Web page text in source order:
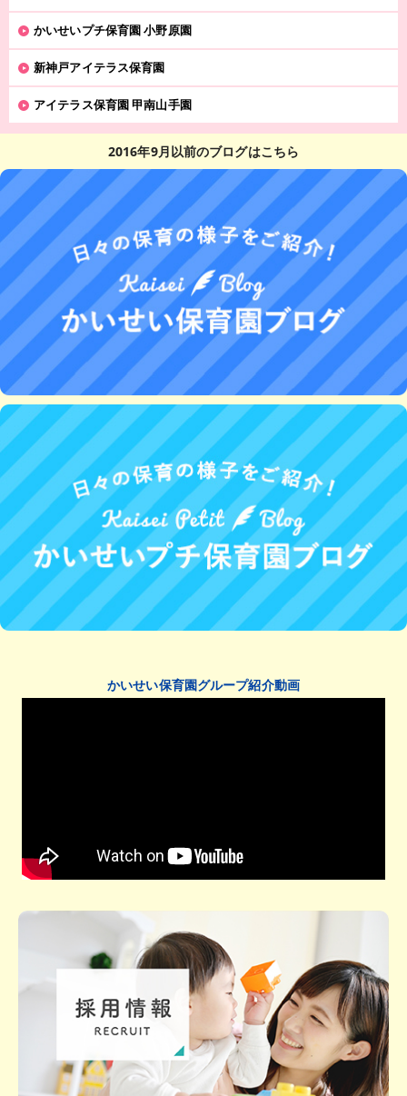
かいせいプチ保育園 小野原園
新神戸アイテラス保育園
アイテラス保育園 甲南山手園
2016年9月以前のブログはこちら
かいせい保育園グループ紹介動画